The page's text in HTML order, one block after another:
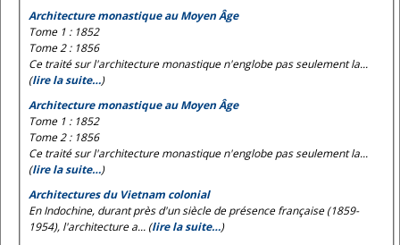
Architecture monastique au Moyen Âge
Tome 1 : 1852
Tome 2 : 1856
Ce traité sur l'architecture monastique n'englobe pas seulement la...
(lire la suite…)
Architecture monastique au Moyen Âge
Tome 1 : 1852
Tome 2 : 1856
Ce traité sur l'architecture monastique n'englobe pas seulement la...
(lire la suite…)
Architectures du Vietnam colonial
En Indochine, durant près d'un siècle de présence française (1859-
1954), l'architecture a... (lire la suite…)